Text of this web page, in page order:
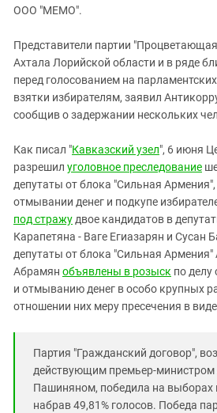
Дагестан
Кабардино-Балкария
Калмыкия
Карачаево-Черкесия
Российская Федерация
Ростовская область
Северная Осетия - Алания
СКФО
Чечня
Южный Кавказ
ЮФО
ООО "МЕМО".
Представители партии
Ахтала Лорийской области и в ряде
перед голосованием на
взятки избирателям, заявил
сообщив о задержании нескольких
Как писал "Кавказский узел", 6 июня
разрешил уголовное преследование
депутаты от блока "Сильная
отмывании денег и подкупе
под стражу двое кандидатов в
Карапетяна - Ваге Егиазарян и Сусан
депутаты от блока "Сильная Армения"
Абрамян объявлены в розыск по делу
и отмыванию денег в особо крупных
отношении них меру пресечения в
Партия "Гражданский договор",
действующим премьер-
Пашиняном, победила на выборах
набрав 49,81% голосов. Победа